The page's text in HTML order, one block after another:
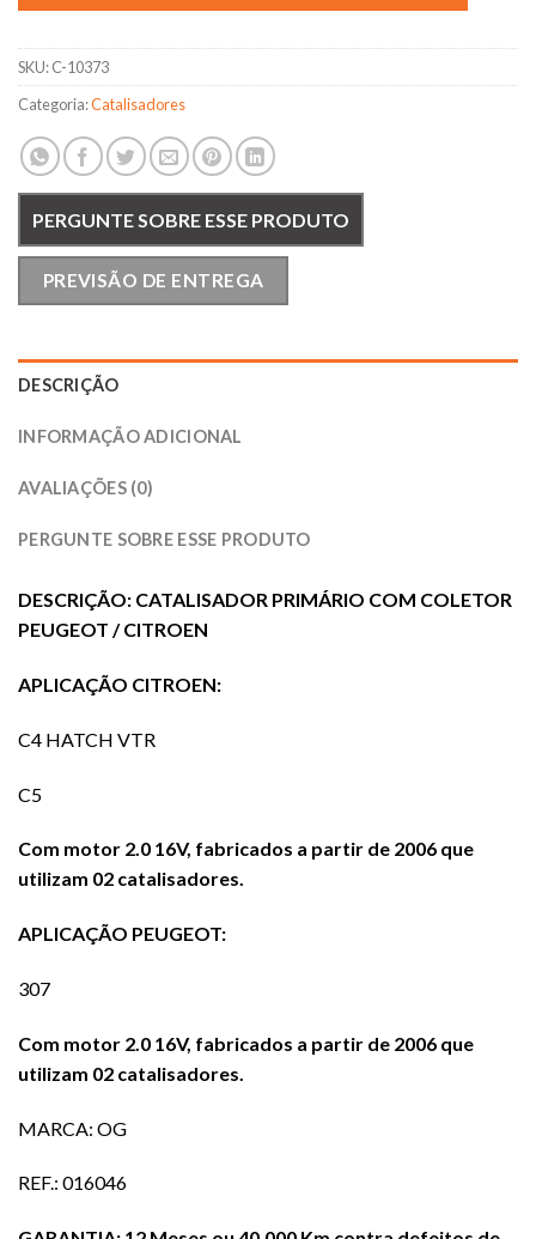
SKU:C-10373
Categoria:Catalisadores
PERGUNTE SOBRE ESSE PRODUTO
PREVISÃO DE ENTREGA
DESCRIÇÃO
INFORMAÇÃO ADICIONAL
AVALIAÇÕES (0)
PERGUNTE SOBRE ESSE PRODUTO
DESCRIÇÃO: CATALISADOR PRIMÁRIO COM COLETOR
PEUGEOT / CITROEN
APLICAÇÃO CITROEN:
C4 HATCH VTR
C5
Com motor 2.0 16V, fabricados a partir de 2006 que
utilizam 02 catalisadores.
APLICAÇÃO PEUGEOT:
307
Com motor 2.0 16V, fabricados a partir de 2006 que
utilizam 02 catalisadores.
MARCA: OG
REF.: 016046